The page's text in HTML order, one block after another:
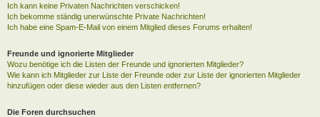
Ich kann keine Privaten Nachrichten verschicken!
Ich bekomme ständig unerwünschte Private Nachrichten!
Ich habe eine Spam-E-Mail von einem Mitglied dieses Forums erhalten!
Freunde und ignorierte Mitglieder
Wozu benötige ich die Listen der Freunde und ignorierten Mitglieder?
Wie kann ich Mitglieder zur Liste der Freunde oder zur Liste der ignorierten Mitglieder
hinzufügen oder diese wieder aus den Listen entfernen?
Die Foren durchsuchen